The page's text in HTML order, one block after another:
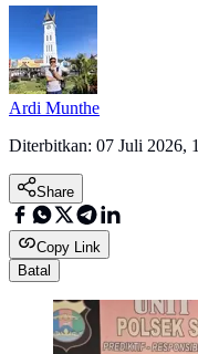
Ardi Munthe
Diterbitkan: 07 Juli 2026,
Share
Copy Link
Batal